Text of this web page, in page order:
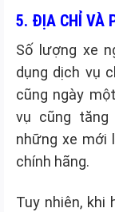
5. ĐỊA CHỈ VÀ
Số lượng xe
dụng dịch vụ
cũng ngày
vụ cũng tăng
những xe mới
chính hãng.
Tuy nhiên, khi